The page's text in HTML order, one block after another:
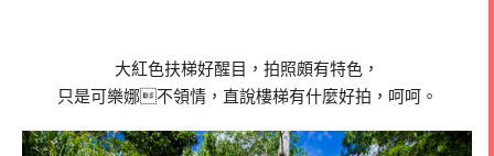
大紅色扶梯好醒目，拍照頗有特色，
只是可樂娜不領情，直說樓梯有什麼好拍，呵呵。